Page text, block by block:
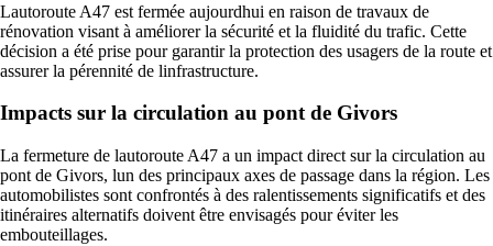
Lautoroute A47 est fermée aujourdhui en raison de travaux de
rénovation visant à améliorer la sécurité et la fluidité du trafic. Cette
décision a été prise pour garantir la protection des usagers de la route et
assurer la pérennité de linfrastructure.
Impacts sur la circulation au pont de Givors
La fermeture de lautoroute A47 a un impact direct sur la circulation au
pont de Givors, lun des principaux axes de passage dans la région. Les
automobilistes sont confrontés à des ralentissements significatifs et des
itinéraires alternatifs doivent être envisagés pour éviter les
embouteillages.